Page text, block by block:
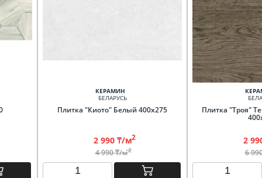
КЕРАМИН
БЕЛАРУСЬ
Плитка "Киото" Белый 400х275
2 990 ₸/м2
4 990 ₸/м2
Плитка "Троя"
2
6